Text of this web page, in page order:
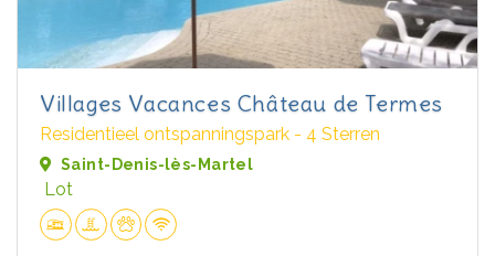
Villages Vacances Château de Termes
Residentieel ontspanningspark - 4 Sterren
Saint-Denis-lès-Martel
Lot